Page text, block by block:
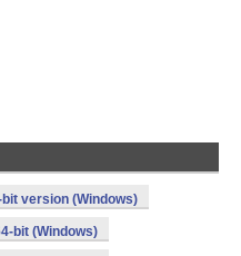
version (Windows)
bit (Windows)